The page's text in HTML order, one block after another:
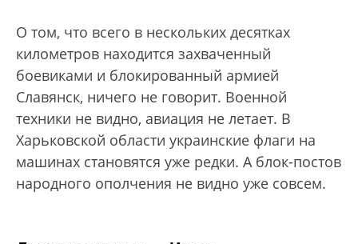
О том, что всего в нескольких десятках
километров находится захваченный
боевиками и блокированный армией
Славянск, ничего не говорит. Военной
техники не видно, авиация не летает. В
Харьковской области украинские флаги на
машинах становятся уже редки. А блок-постов
народного ополчения не видно уже совсем.